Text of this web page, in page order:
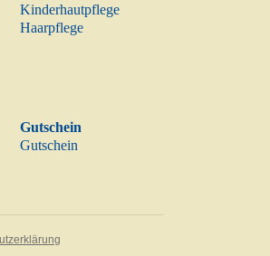
Kinderhautpflege
Haarpflege
Gutschein
Gutschein